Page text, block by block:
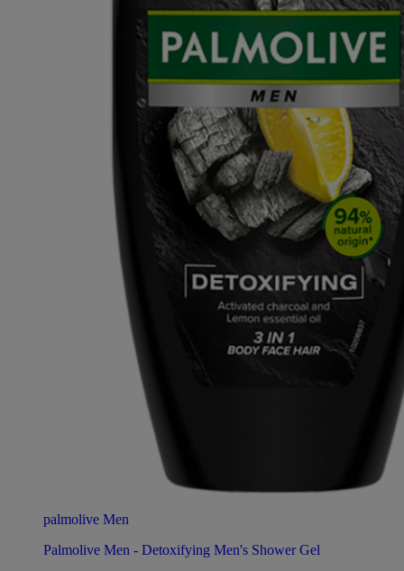
palmolive Men
Palmolive Men - Detoxifying Men's Shower Gel